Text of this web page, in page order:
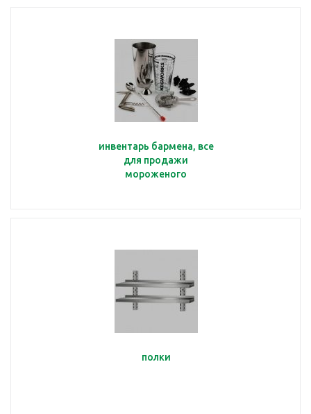
инвентарь бармена, все
для продажи
мороженого
полки